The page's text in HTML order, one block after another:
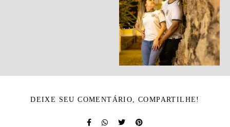
DEIXE SEU COMENTÁRIO, COMPARTILHE!